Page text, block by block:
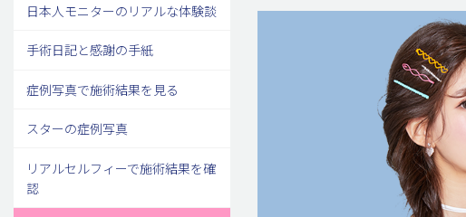
日本人モニターのリアルな体験談
手術日記と感謝の手紙
症例写真で施術結果を見る
スターの症例写真
リアルセルフィーで施術結果を確
認